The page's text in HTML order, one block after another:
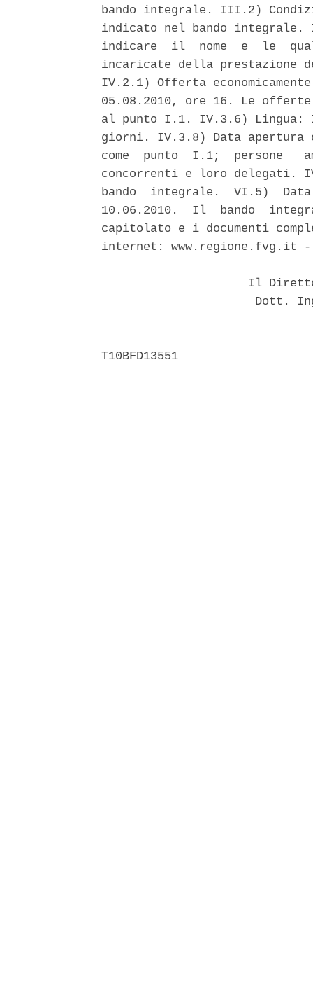
bando integrale. III.2)
indicato nel bando integrale.
indicare  il  nome  e  le
incaricate della prestazione
IV.2.1) Offerta
05.08.2010, ore 16. Le
al punto I.1. IV.3.6) Lingua:
giorni. IV.3.8) Data
come  punto  I.1;  persone
concorrenti e loro delegati.
bando  integrale.  VI.5)
10.06.2010.  Il  bando
capitolato e i documenti
internet:
Il
Dott.